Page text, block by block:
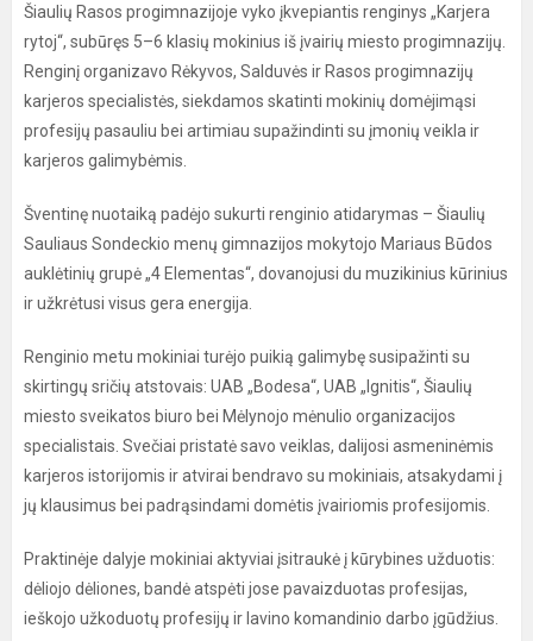
Šiaulių Rasos progimnazijoje vyko įkvepiantis renginys „Karjera
rytoj“, subūręs 5–6 klasių mokinius iš įvairių miesto progimnazijų.
Renginį organizavo Rėkyvos, Salduvės ir Rasos progimnazijų
karjeros specialistės, siekdamos skatinti mokinių domėjimąsi
profesijų pasauliu bei artimiau supažindinti su įmonių veikla ir
karjeros galimybėmis.
Šventinę nuotaiką padėjo sukurti renginio atidarymas – Šiaulių
Sauliaus Sondeckio menų gimnazijos mokytojo Mariaus Būdos
auklėtinių grupė „4 Elementas“, dovanojusi du muzikinius kūrinius
ir užkrėtusi visus gera energija.
Renginio metu mokiniai turėjo puikią galimybę susipažinti su
skirtingų sričių atstovais: UAB „Bodesa“, UAB „Ignitis“, Šiaulių
miesto sveikatos biuro bei Mėlynojo mėnulio organizacijos
specialistais. Svečiai pristatė savo veiklas, dalijosi asmeninėmis
karjeros istorijomis ir atvirai bendravo su mokiniais, atsakydami į
jų klausimus bei padrąsindami domėtis įvairiomis profesijomis.
Praktinėje dalyje mokiniai aktyviai įsitraukė į kūrybines užduotis:
dėliojo dėliones, bandė atspėti jose pavaizduotas profesijas,
ieškojo užkoduotų profesijų ir lavino komandinio darbo įgūdžius.